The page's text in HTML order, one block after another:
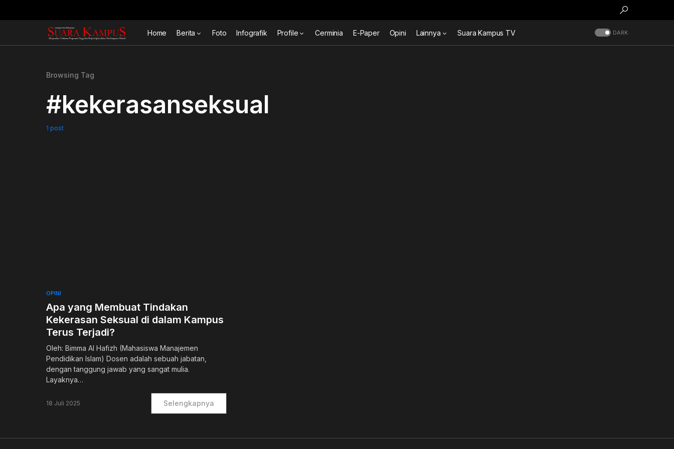
Home Berita Foto Infografik Profile Cerminia E-Paper Opini Lainnya Suara Kampus TV DARK
Browsing Tag
#kekerasanseksual
1 post
OPINI
Apa yang Membuat Tindakan
Kekerasan Seksual di dalam Kampus
Terus Terjadi?
Oleh: Bimma Al Hafizh (Mahasiswa Manajemen
Pendidikan Islam) Dosen adalah sebuah jabatan,
dengan tanggung jawab yang sangat mulia.
Layaknya…
18 Juli 2025 Selengkapnya